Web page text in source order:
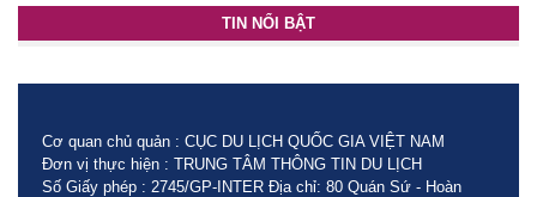
TIN NỔI BẬT
Cơ quan chủ quản : CỤC DU LỊCH QUỐC GIA VIỆT NAM
Đơn vị thực hiện : TRUNG TÂM THÔNG TIN DU LỊCH
Số Giấy phép : 2745/GP-INTER Địa chỉ: 80 Quán Sứ - Hoàn